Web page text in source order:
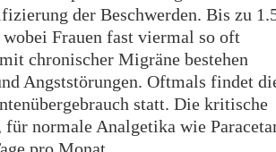
der Beschwerden. Bis zu
Frauen fast viermal so oft
chronischer Migräne bestehen
Angststörungen. Oftmals findet
statt. Die kritische
normale Analgetika wie